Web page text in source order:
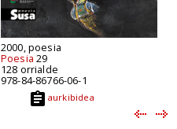
2000, poesia
Poesia 29
128 orrialde
978-84-86766-06-1
aurkibidea